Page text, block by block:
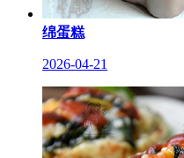
绵蛋糕
2026-04-21